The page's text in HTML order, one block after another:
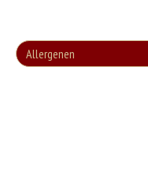
Allergenen